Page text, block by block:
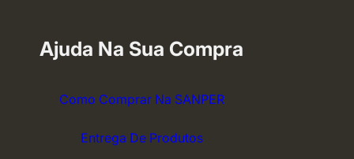
Ajuda Na Sua Compra
Como Comprar Na SANPER
Entrega De Produtos